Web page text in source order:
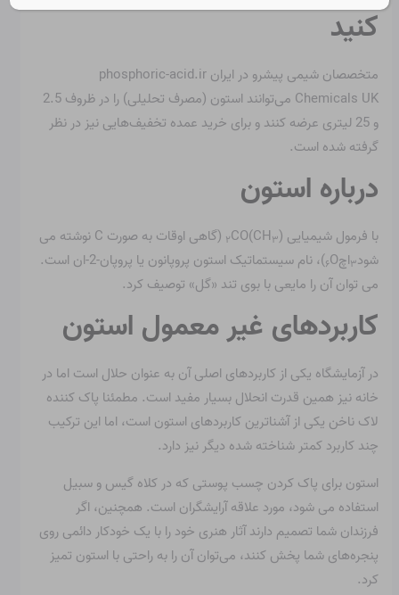
کنید
متخصصان شیمی پیشرو در ایران phosphoric-acid.ir
Chemicals UK می‌توانند استون (مصرف تحلیلی) را در ظروف 2.5
و 25 لیتری عرضه کنند و برای خرید عمده تخفیف‌هایی نیز در نظر
گرفته شده است.
درباره استون
با فرمول شیمیایی (CH۳ ) ۲
CO (گاهی اوقات به صورت C نوشته می
شود۳اچ ۶
O)، نام سیستماتیک استون پروپانون یا پروپان-2-ان است.
می توان آن را مایعی با بوی تند «گل» توصیف کرد.
کاربردهای غیر معمول استون
در آزمایشگاه یکی از کاربردهای اصلی آن به عنوان حلال است اما در
خانه نیز همین قدرت انحلال بسیار مفید است. مطمئنا پاک کننده
لاک ناخن یکی از آشناترین کاربردهای استون است، اما این ترکیب
چند کاربرد کمتر شناخته شده دیگر نیز دارد.
استون برای پاک کردن چسب پوستی که در کلاه گیس و سبیل
استفاده می شود، مورد علاقه آرایشگران است. همچنین، اگر
فرزندان شما تصمیم دارند آثار هنری خود را با یک خودکار دائمی روی
پنجره‌های شما پخش کنند، می‌توان آن را به راحتی با استون تمیز
کرد.